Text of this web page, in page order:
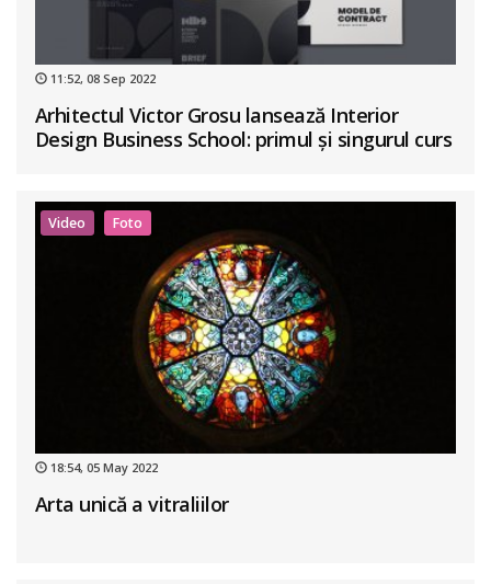
11:52, 08 Sep 2022
Arhitectul Victor Grosu lansează Interior
Design Business School: primul și singurul curs
Video Foto
18:54, 05 May 2022
Arta unică a vitraliilor